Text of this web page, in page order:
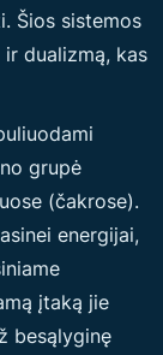
Šios sistemos
dualizmą, kas
grupė
(čakrose).
energijai,
įtaką jie
besąlyginę